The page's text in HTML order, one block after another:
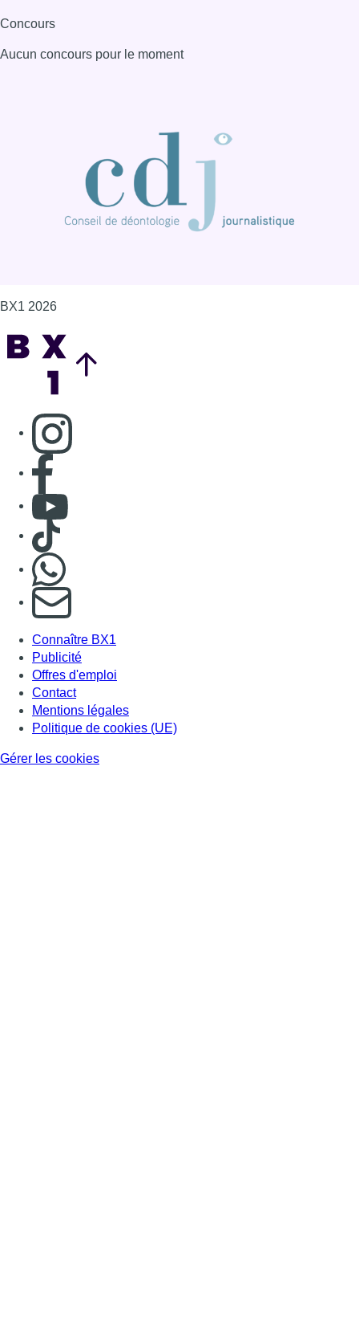
Concours
Aucun concours pour le moment
BX1 2026
Consulter page Instagram
Consulter page Facebook
Consulter Youtube
Consulter TikTok
S'abonner à notre newsletter
Connaître BX1
Publicité
Offres d'emploi
Contact
Mentions légales
Politique de cookies (UE)
Gérer les cookies